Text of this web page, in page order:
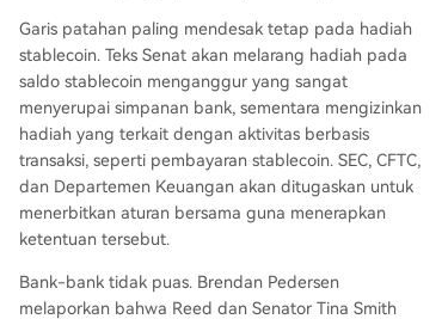
Garis patahan paling mendesak tetap pada hadiah
stablecoin. Teks Senat akan melarang hadiah pada
saldo stablecoin menganggur yang sangat
menyerupai simpanan bank, sementara mengizinkan
hadiah yang terkait dengan aktivitas berbasis
transaksi, seperti pembayaran stablecoin. SEC, CFTC,
dan Departemen Keuangan akan ditugaskan untuk
menerbitkan aturan bersama guna menerapkan
ketentuan tersebut.
Bank-bank tidak puas. Brendan Pedersen
melaporkan bahwa Reed dan Senator Tina Smith